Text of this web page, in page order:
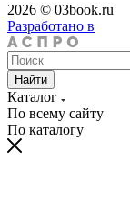
2026 © 03book.ru
Разработано в
Найти
Каталог
По всему сайту
По каталогу